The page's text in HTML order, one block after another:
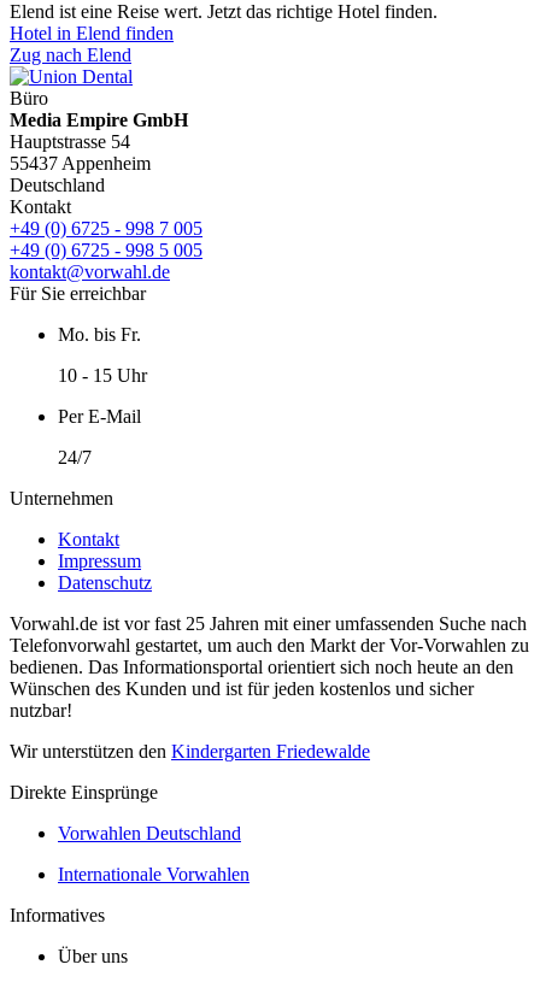
Elend ist eine Reise wert. Jetzt das richtige Hotel finden.
Hotel in Elend finden
Zug nach Elend
Büro
Media Empire GmbH
Hauptstrasse 54
55437 Appenheim
Deutschland
Kontakt
+49 (0) 6725 - 998 7 005
+49 (0) 6725 - 998 5 005
kontakt@vorwahl.de
Für Sie erreichbar
Mo. bis Fr.
10 - 15 Uhr
Per E-Mail
24/7
Unternehmen
Kontakt
Impressum
Datenschutz
Vorwahl.de ist vor fast 25 Jahren mit einer umfassenden Suche nach
Telefonvorwahl gestartet, um auch den Markt der Vor-Vorwahlen zu
bedienen. Das Informationsportal orientiert sich noch heute an den
Wünschen des Kunden und ist für jeden kostenlos und sicher
nutzbar!
Wir unterstützen den Kindergarten Friedewalde
Direkte Einsprünge
Vorwahlen Deutschland
Internationale Vorwahlen
Informatives
Über uns